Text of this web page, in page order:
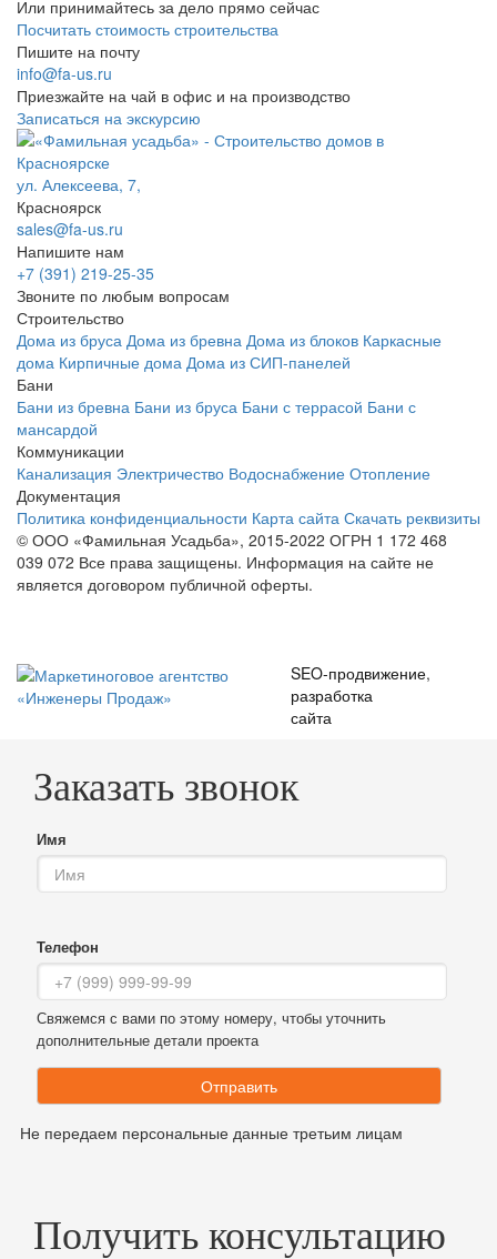
Или принимайтесь за дело прямо сейчас
Посчитать стоимость строительства
Пишите на почту
info@fa-us.ru
Приезжайте на чай в офис и на производство
Записаться на экскурсию
ул. Алексеева, 7,
Красноярск
sales@fa-us.ru
Напишите нам
+7 (391) 219-25-35
Звоните по любым вопросам
Строительство
Дома из бруса Дома из бревна Дома из блоков Каркасные
дома Кирпичные дома Дома из СИП-панелей
Бани
Бани из бревна Бани из бруса Бани с террасой Бани с
мансардой
Коммуникации
Канализация Электричество Водоснабжение Отопление
Документация
Политика конфиденциальности Карта сайта Скачать реквизиты
© ООО «Фамильная Усадьба», 2015-2022 ОГРН 1 172 468
039 072 Все права защищены. Информация на сайте не
является договором публичной оферты.
SEO-продвижение,
разработка
сайта
Заказать звонок
Имя
Телефон
Свяжемся с вами по этому номеру, чтобы уточнить
дополнительные детали проекта
Отправить
Не передаем персональные данные третьим лицам
Получить консультацию